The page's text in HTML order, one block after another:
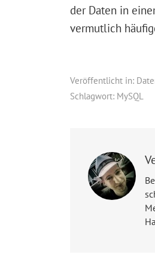
der Daten in
vermutlich
Veröffentlicht in:
Schlagwort: MySQL